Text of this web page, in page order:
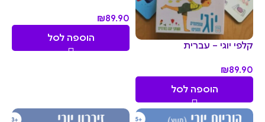
קלפי יוגי – עברית
₪89.90
הוספה לסל
₪89.90
הוספה לסל